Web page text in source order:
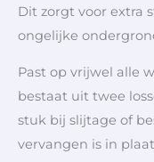
Dit zorgt voor extra
ongelijke
Past op vrijwel alle
bestaat uit twee
stuk bij slijtage of
vervangen is in